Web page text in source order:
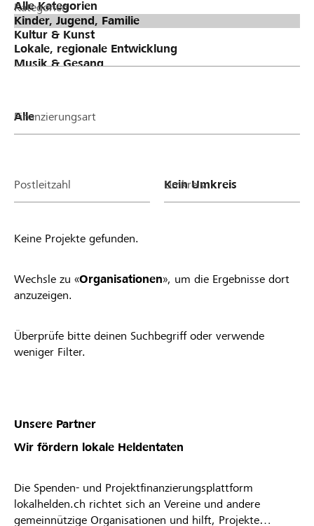
Kategorien
Finanzierungsart
Postleitzahl Umkreis
Keine Projekte gefunden.
Wechsle zu «Organisationen», um die Ergebnisse dort
anzuzeigen.
Überprüfe bitte deinen Suchbegriff oder verwende
weniger Filter.
Unsere Partner
Wir fördern lokale Heldentaten
Die Spenden- und Projektfinanzierungsplattform
lokalhelden.ch richtet sich an Vereine und andere
gemeinnützige Organisationen und hilft, Projekte